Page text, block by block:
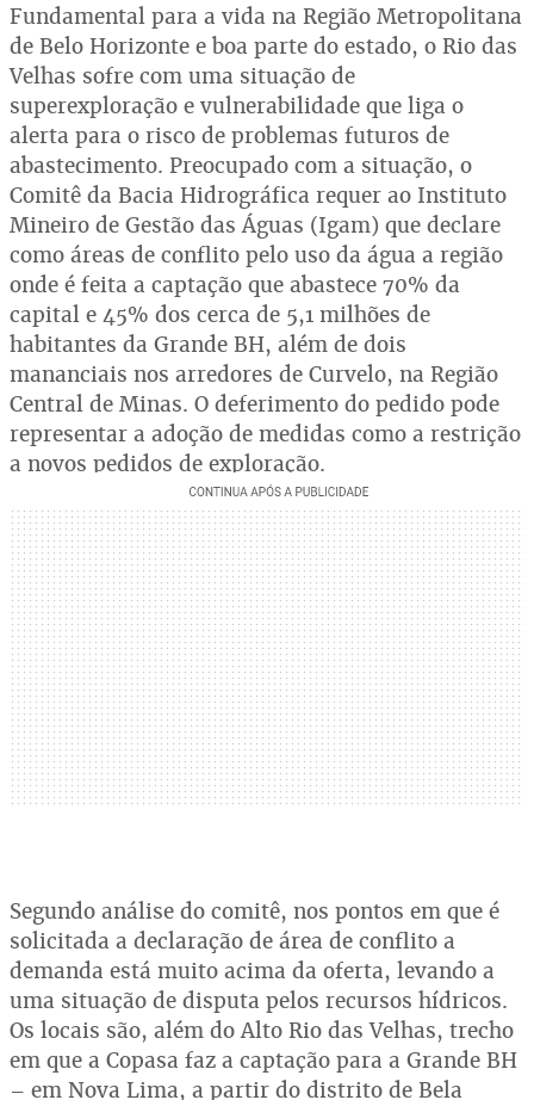
Fundamental para a vida na Região Metropolitana
de Belo Horizonte e boa parte do estado, o Rio das
Velhas sofre com uma situação de
superexploração e vulnerabilidade que liga o
alerta para o risco de problemas futuros de
abastecimento. Preocupado com a situação, o
Comitê da Bacia Hidrográfica requer ao Instituto
Mineiro de Gestão das Águas (Igam) que declare
como áreas de conflito pelo uso da água a região
onde é feita a captação que abastece 70% da
capital e 45% dos cerca de 5,1 milhões de
habitantes da Grande BH, além de dois
mananciais nos arredores de Curvelo, na Região
Central de Minas. O deferimento do pedido pode
representar a adoção de medidas como a restrição
a novos pedidos de exploração.
Segundo análise do comitê, nos pontos em que é
solicitada a declaração de área de conflito a
demanda está muito acima da oferta, levando a
uma situação de disputa pelos recursos hídricos.
Os locais são, além do Alto Rio das Velhas, trecho
em que a Copasa faz a captação para a Grande BH
– em Nova Lima, a partir do distrito de Bela